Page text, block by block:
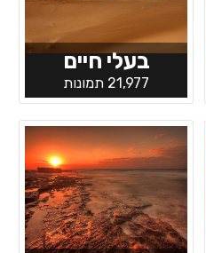
בעלי חיים
21,977 תמונות